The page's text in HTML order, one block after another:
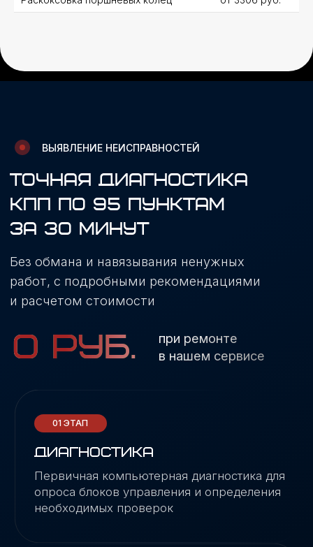
ПОДПИСЫВАЙТЕСЬ
В СОЦ.CЕТЯХ
ВАШИ ВОПРОСЫ О НАШЕМ СЕРВИСЕ —
ГАРАНТИЕЙ